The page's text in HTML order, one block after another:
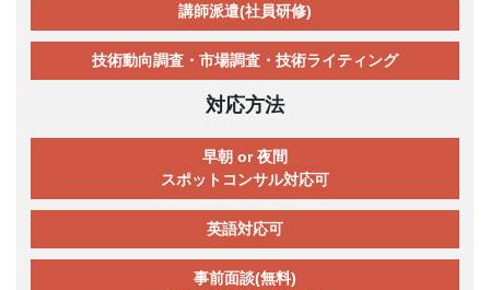
講師派遣(社員研修)
技術動向調査・市場調査・技術ライティング
対応方法
早朝 or 夜間
スポットコンサル対応可
英語対応可
事前面談(無料)